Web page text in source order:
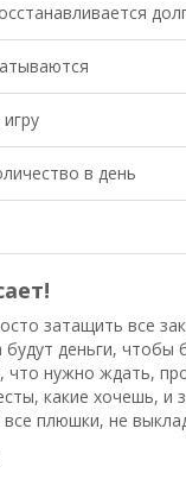
в день
затащить все
деньги, чтобы
нужно ждать,
какие хочешь, и
плюшки, не